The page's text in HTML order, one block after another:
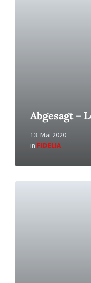
Abgesagt –
13. Mai 2020
in FIDELIA